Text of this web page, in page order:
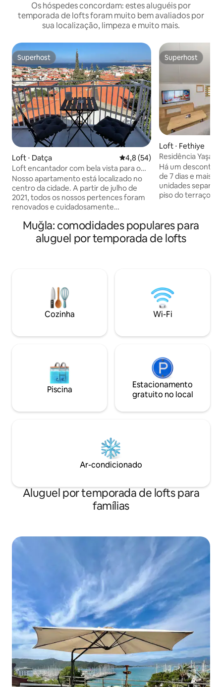
Os hóspedes concordam: estes aluguéis por
temporada de lofts foram muito bem avaliados por
sua localização, limpeza e muito mais.
Superhost
Superhost
Loft ⋅ Datça 4,8 de uma avaliação média
4,8 (54)
Loft encantador com bela vista para o
mar e piscina
Nosso apartamento está localizado no
centro da cidade. A partir de julho de
2021, todos os nossos pertences foram
renovados e cuidadosamente
cozinha aberto bem equipado, banheiro,
banheiro e varanda com excelentes
vistas. Na cozinha bem equipada, nossos
nossos hóspedes. Teremos todo o
prazer em atender rapidamente a todos
os tipos de exigências dos nossos
hóspedes.
Superhost
Superhost
Loft ⋅ Fethiye
Residência Yaşam
metros - Terraço
Há um desconto
de 7 dias e mais
unidades
piso do terraço e
apartamento tem
privativo,
de estar, cozinha
supermercado a
instalação foi feita
Muğla: comodidades populares para
aluguel por temporada de lofts
Cozinha Wi-Fi
Piscina
Estacionamento
gratuito no local
Ar-condicionado
Aluguel por temporada de lofts para
famílias